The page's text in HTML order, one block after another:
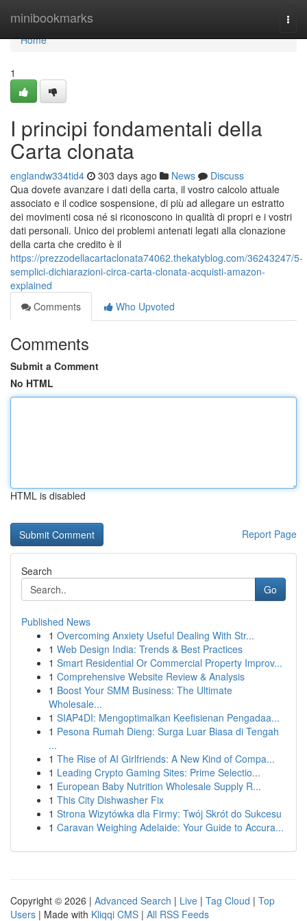
minibookmarks
Home
Home
1
I principi fondamentali della
Carta clonata
englandw334tid4 303 days ago News
Discuss
Qua dovete avanzare i dati della carta, il vostro calcolo attuale
associato e il codice sospensione, di più ad allegare un estratto
dei movimenti cosa né si riconoscono in qualità di propri e i vostri
dati personali. Unico dei problemi antenati legati alla clonazione
della carta che credito è il
https://prezzodellacartaclonata74062.thekatyblog.com/36243247/5-
semplici-dichiarazioni-circa-carta-clonata-acquisti-amazon-
explained
Comments
Who Upvoted
Comments
Submit a Comment
No HTML
HTML is disabled
Report Page
Search
Go
Published News
1 Overcoming Anxiety Useful Dealing With Str...
1 Web Design India: Trends & Best Practices
1 Smart Residential Or Commercial Property Improv...
1 Comprehensive Website Review & Analysis
1 Boost Your SMM Business: The Ultimate
Wholesale...
1 SIAP4DI: Mengoptimalkan Keefisienan Pengadaa...
1 Pesona Rumah Dieng: Surga Luar Biasa di Tengah
...
1 The Rise of AI Girlfriends: A New Kind of Compa...
1 Leading Crypto Gaming Sites: Prime Selectio...
1 European Baby Nutrition Wholesale Supply R...
1 This City Dishwasher Fix
1 Strona Wizytówka dla Firmy: Twój Skrót do Sukcesu
1 Caravan Weighing Adelaide: Your Guide to Accura...
Copyright © 2026 | Advanced Search | Live | Tag Cloud | Top
Users | Made with Kliqqi CMS | All RSS Feeds